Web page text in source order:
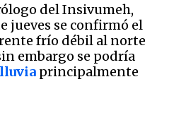
del Insivumeh,
jueves se confirmó el
frío débil al norte
embargo se podría
principalmente